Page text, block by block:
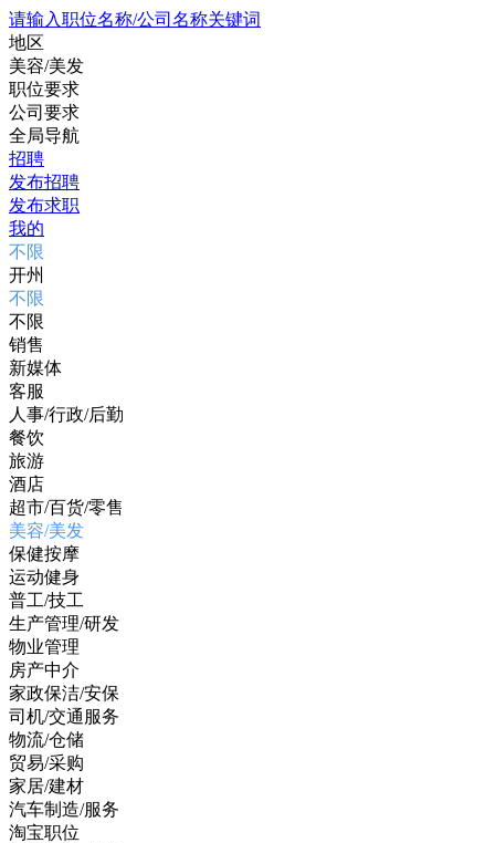
请输入职位名称/公司名称关键词
地区
美容/美发
职位要求
公司要求
全局导航
招聘
发布招聘
发布求职
我的
不限
开州
不限
不限
销售
新媒体
客服
人事/行政/后勤
餐饮
旅游
酒店
超市/百货/零售
美容/美发
保健按摩
运动健身
普工/技工
生产管理/研发
物业管理
房产中介
家政保洁/安保
司机/交通服务
物流/仓储
贸易/采购
家居/建材
汽车制造/服务
淘宝职位